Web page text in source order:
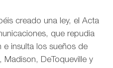
creado una ley, el Acta
que repudia
e insulta los sueños de
Madison, DeToqueville y